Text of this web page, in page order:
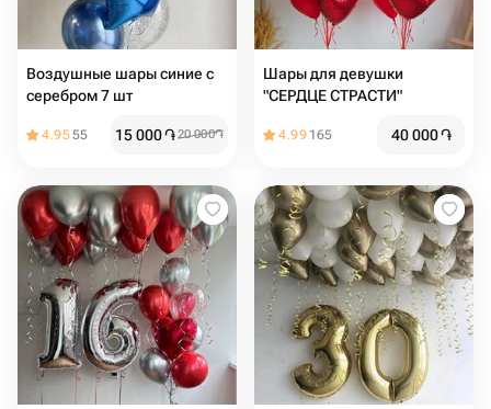
Воздушные шары синие с
серебром 7 шт
4.9555 15 000֏20 000֏
Шары для девушки
"СЕРДЦЕ СТРАСТИ"
4.99 165 40 000֏